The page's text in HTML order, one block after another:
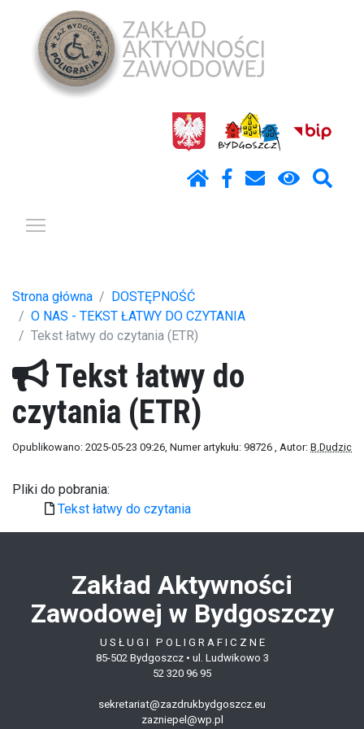
Strona główna
DOSTĘPNOŚĆ
O NAS - TEKST ŁATWY DO CZYTANIA
Tekst łatwy do czytania (ETR)
Tekst łatwy do
czytania (ETR)
Opublikowano: 2025-05-23 09:26, Numer artykułu: 98726 , Autor: B.Dudzic
Pliki do pobrania:
Tekst łatwy do czytania
Zakład Aktywności
Zawodowej w Bydgoszczy
U S Ł U G I P O L I G R A F I C Z N E
85-502 Bydgoszcz • ul. Ludwikowo 3
52 320 96 95
sekretariat@zazdrukbydgoszcz.eu
zazniepel@wp.pl